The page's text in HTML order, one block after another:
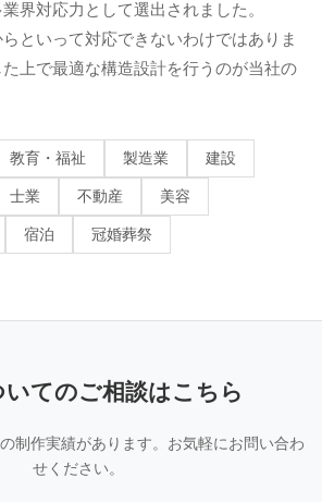
界対応力として選出されました。
といって対応できないわけではありま
上で最適な構造設計を行うのが当社の
教育・福祉 製造業 建設
士業 不動産 美容
宿泊 冠婚葬祭
いてのご相談はこちら
制作実績があります。お気軽にお問い合わ
せください。